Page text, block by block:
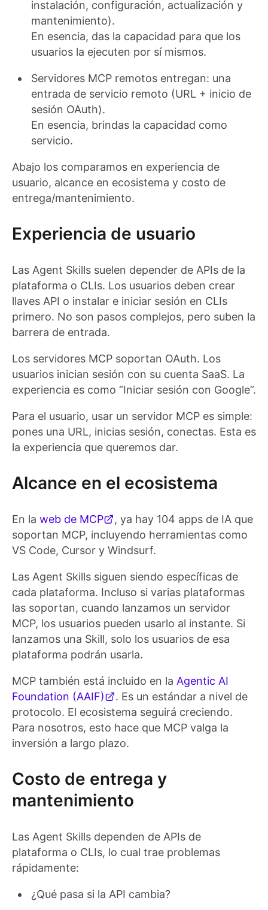
instalación, configuración, actualización y
mantenimiento).
En esencia, das la capacidad para que los
usuarios la ejecuten por sí mismos.
Servidores MCP remotos entregan: una
entrada de servicio remoto (URL + inicio de
sesión OAuth).
En esencia, brindas la capacidad como
servicio.
Abajo los comparamos en experiencia de
usuario, alcance en ecosistema y costo de
entrega/mantenimiento.
Experiencia de usuario
Las Agent Skills suelen depender de APIs de la
plataforma o CLIs. Los usuarios deben crear
llaves API o instalar e iniciar sesión en CLIs
primero. No son pasos complejos, pero suben la
barrera de entrada.
Los servidores MCP soportan OAuth. Los
usuarios inician sesión con su cuenta SaaS. La
experiencia es como “Iniciar sesión con Google”.
Para el usuario, usar un servidor MCP es simple:
pones una URL, inicias sesión, conectas. Esta es
la experiencia que queremos dar.
Alcance en el ecosistema
En la web de MCP
, ya hay 104 apps de IA que
soportan MCP, incluyendo herramientas como
VS Code, Cursor y Windsurf.
Las Agent Skills siguen siendo específicas de
cada plataforma. Incluso si varias plataformas
las soportan, cuando lanzamos un servidor
MCP, los usuarios pueden usarlo al instante. Si
lanzamos una Skill, solo los usuarios de esa
plataforma podrán usarla.
MCP también está incluido en la Agentic AI
Foundation (AAIF)
. Es un estándar a nivel de
protocolo. El ecosistema seguirá creciendo.
Para nosotros, esto hace que MCP valga la
inversión a largo plazo.
Costo de entrega y
mantenimiento
Las Agent Skills dependen de APIs de
plataforma o CLIs, lo cual trae problemas
rápidamente:
¿Qué pasa si la API cambia?